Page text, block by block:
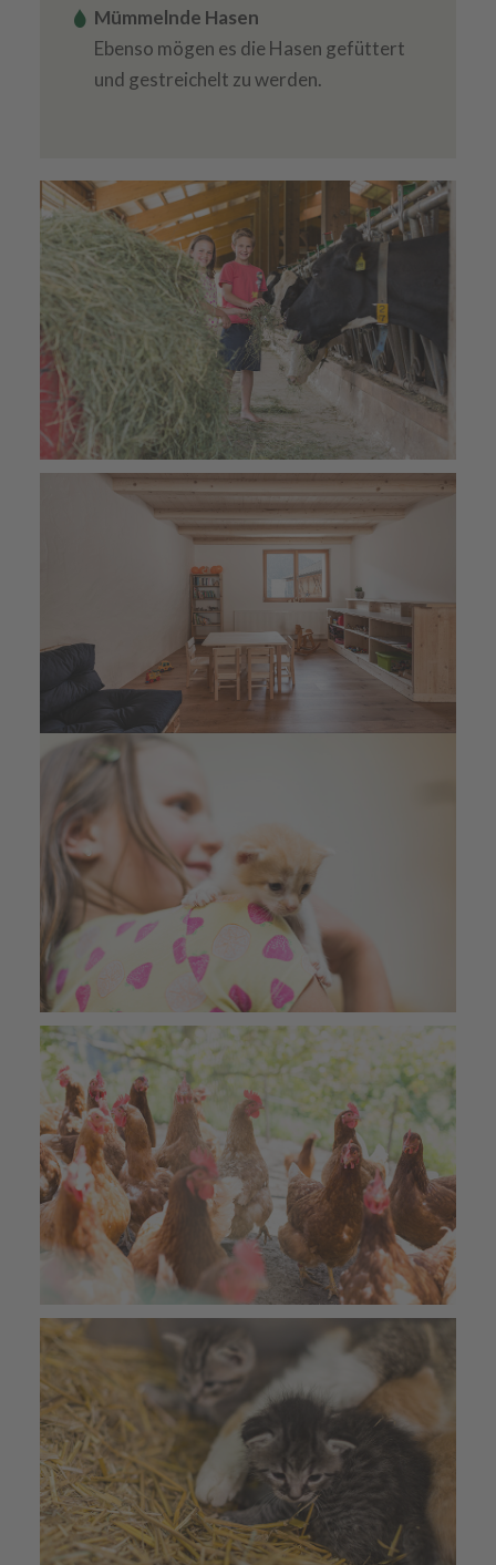
Mümmelnde Hasen
Ebenso mögen es die Hasen gefüttert
und gestreichelt zu werden.